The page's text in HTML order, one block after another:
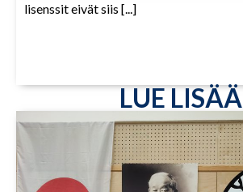
lisenssit eivät siis [...]
LUE LISÄÄ